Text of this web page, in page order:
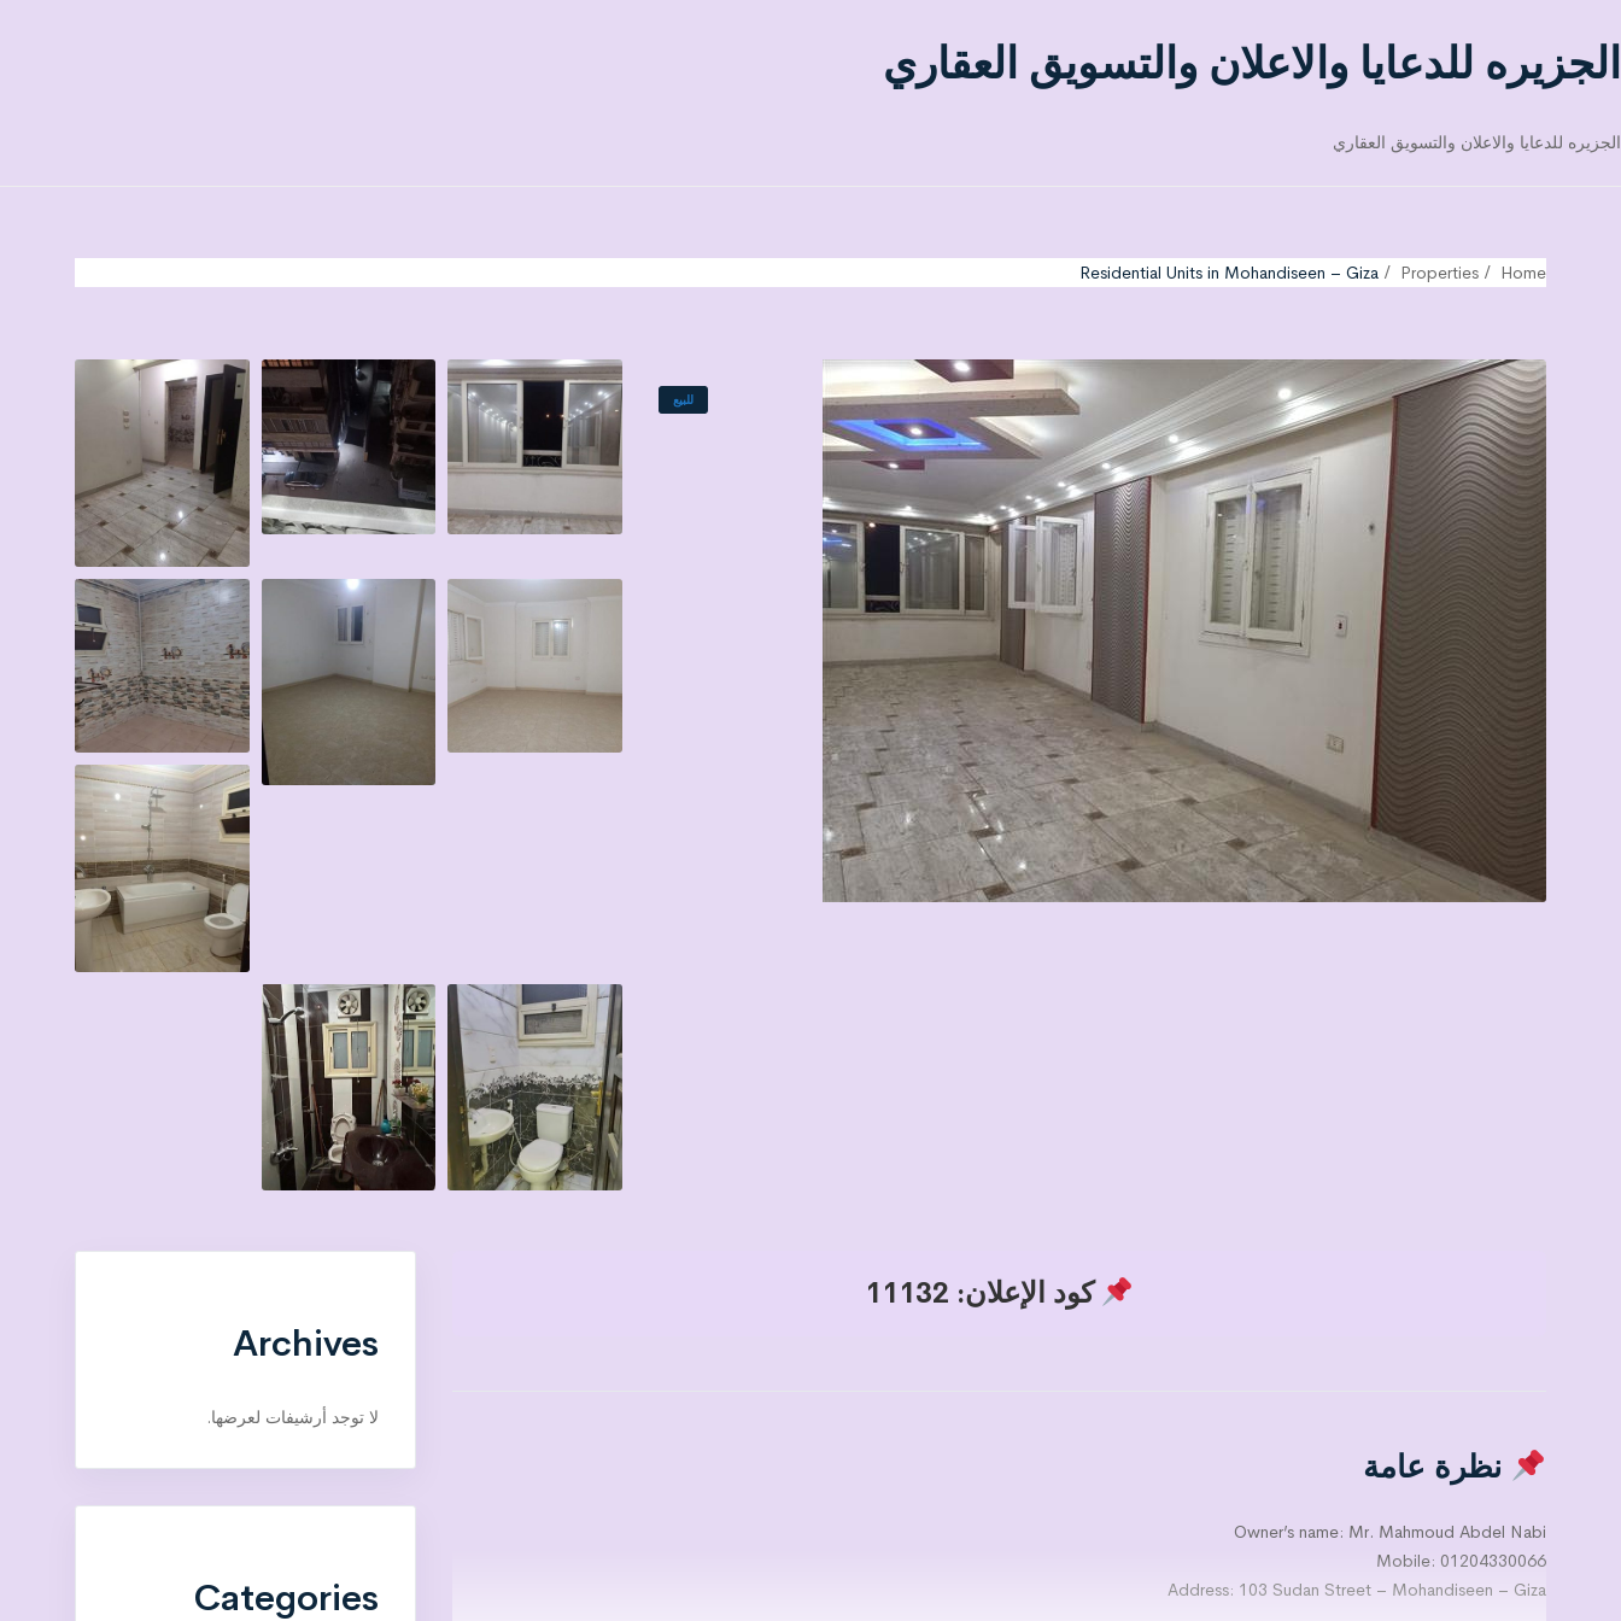
الجزيره للدعايا والاعلان والتسويق العقاري
الجزيره للدعايا والاعلان والتسويق العقاري
Home
Properties
Residential Units in Mohandiseen – Giza
للبيع
كود الإعلان: 11132
نظرة عامة
Owner’s name: Mr. Mahmoud Abdel Nabi
Mobile: 01204330066
Address: 103 Sudan Street – Mohandiseen – Giza
Archives
لا توجد أرشيفات لعرضها.
Categories